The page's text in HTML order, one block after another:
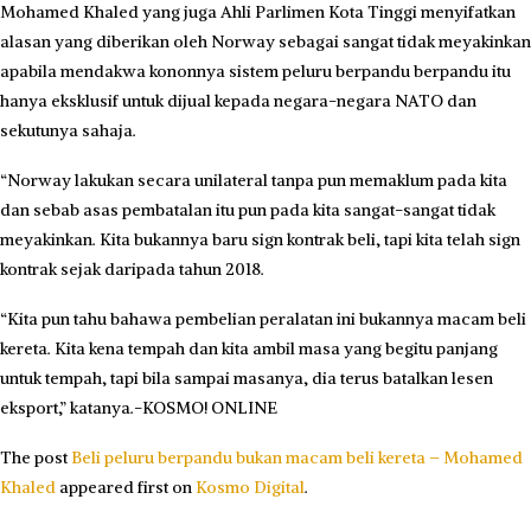
​Mohamed Khaled yang juga Ahli Parlimen Kota Tinggi menyifatkan
alasan yang diberikan oleh Norway sebagai sangat tidak meyakinkan
apabila mendakwa kononnya sistem peluru berpandu berpandu itu
hanya eksklusif untuk dijual kepada negara-negara NATO dan
sekutunya sahaja.
“Norway lakukan secara unilateral tanpa pun memaklum pada kita
dan sebab asas pembatalan itu pun pada kita sangat-sangat tidak
meyakinkan. Kita bukannya baru sign kontrak beli, tapi kita telah sign
kontrak sejak daripada tahun 2018.
“Kita pun tahu bahawa pembelian peralatan ini bukannya macam beli
kereta. Kita kena tempah dan kita ambil masa yang begitu panjang
untuk tempah, tapi bila sampai masanya, dia terus batalkan lesen
eksport,” katanya.-KOSMO! ONLINE
The postBeli peluru berpandu bukan macam beli kereta – Mohamed
Khaled appeared first on Kosmo Digital.